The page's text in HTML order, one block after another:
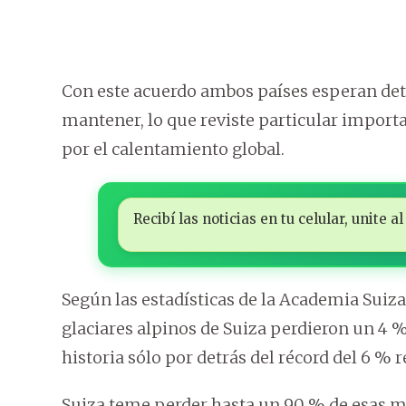
Con este acuerdo ambos países esperan
mantener, lo que reviste particular
por el calentamiento global.
Recibí las noticias en tu celular, unite
Según las estadísticas de la Academia
glaciares alpinos de Suiza perdieron un 4
historia sólo por detrás del récord del 6 %